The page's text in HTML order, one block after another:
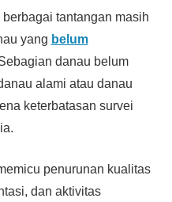
tantangan masih
yang belum
danau belum
alami atau danau
keterbatasan survei
penurunan kualitas
dan aktivitas